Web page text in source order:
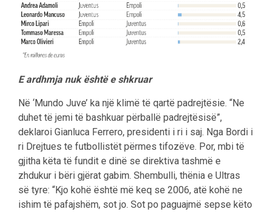
E ardhmja nuk është e shkruar
Në ‘Mundo Juve’ ka një klimë të qartë padrejtësie. “Ne
duhet të jemi të bashkuar përballë padrejtësisë”,
deklaroi Gianluca Ferrero, presidenti i ri i saj. Nga Bordi i
ri Drejtues te futbollistët përmes tifozëve. Por, mbi të
gjitha këta të fundit e dinë se direktiva tashmë e
zhdukur i bëri gjërat gabim. Shembulli, thënia e Ultras
së tyre: “Kjo kohë është më keq se 2006, atë kohë ne
ishim të pafajshëm, sot jo. Sot po paguajmë sepse këto